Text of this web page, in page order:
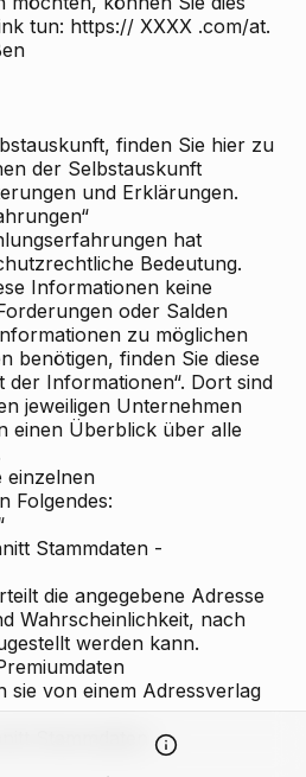
tun: https:// XXXX .com/at.
finden Sie hier zu
der Selbstauskunft
und Erklärungen.
hat
Bedeutung.
Informationen keine
oder Salden
zu möglichen
benötigen, finden Sie diese
Informationen“. Dort sind
jeweiligen Unternehmen
einen Überblick über alle
einzelnen
Folgendes:
Stammdaten -
die angegebene Adresse
Wahrscheinlichkeit, nach
werden kann.
sie von einem Adressverlag
Stammdaten -